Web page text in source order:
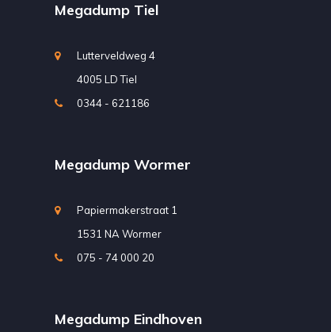
Megadump Tiel
Lutterveldweg 4
4005 LD Tiel
0344 - 621186
Megadump Wormer
Papiermakerstraat 1
1531 NA Wormer
075 - 74 000 20
Megadump Eindhoven